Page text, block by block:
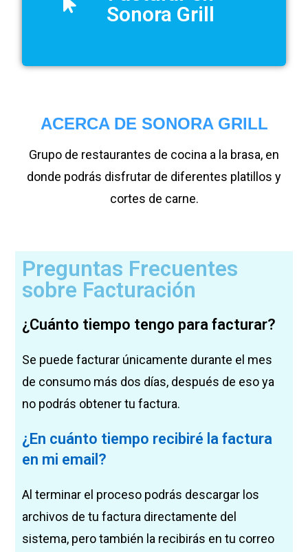
Sonora Grill
ACERCA DE SONORA GRILL
Grupo de restaurantes de cocina a la brasa, en
donde podrás disfrutar de diferentes platillos y
cortes de carne.
Preguntas Frecuentes
sobre Facturación
¿Cuánto tiempo tengo para facturar?
Se puede facturar únicamente durante el mes
de consumo más dos días, después de eso ya
no podrás obtener tu factura.
¿En cuánto tiempo recibiré la factura
en mi email?
Al terminar el proceso podrás descargar los
archivos de tu factura directamente del
sistema, pero también la recibirás en tu correo